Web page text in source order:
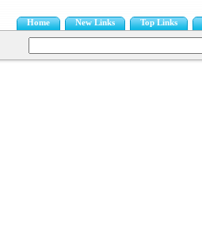
Home New Links Top Links